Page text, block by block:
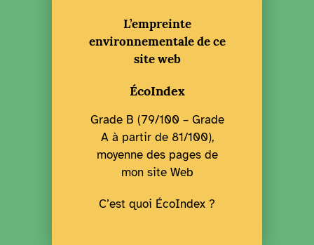
L’empreinte
environnementale de ce
site web
ÉcoIndex
Grade B (79/100 – Grade
A à partir de 81/100),
moyenne des pages de
mon site Web
C’est quoi ÉcoIndex ?